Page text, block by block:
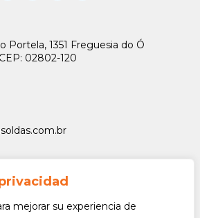
mejorar su experiencia de
Portela, 1351 Freguesia do Ó
02802-120